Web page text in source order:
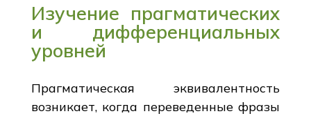
Изучение прагматических
и дифференциальных
уровней
Прагматическая эквивалентность
возникает, когда переведенные фразы